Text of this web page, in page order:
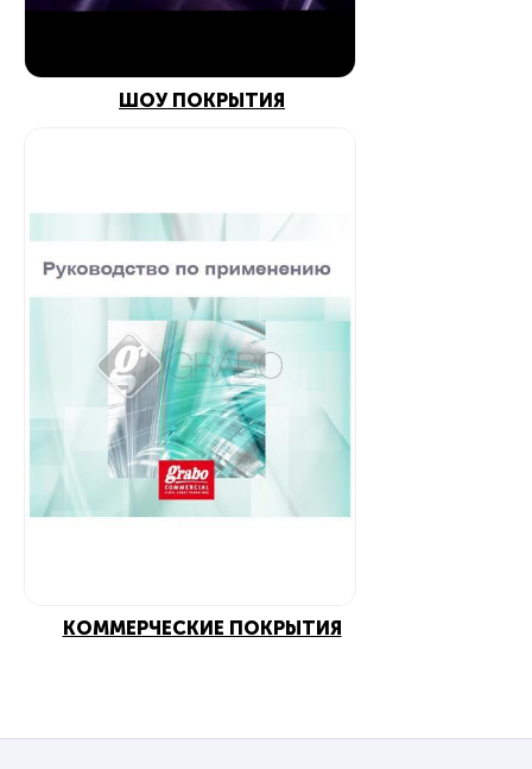
ШОУ ПОКРЫТИЯ
КОММЕРЧЕСКИЕ ПОКРЫТИЯ